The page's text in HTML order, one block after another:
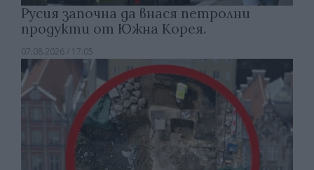
Русия започна да внася петролни
продукти от Южна Корея.
07.08.2026 / 17:05